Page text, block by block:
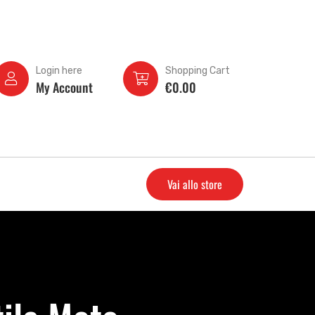
Login here
My Account
Shopping Cart
€0.00
Vai allo store